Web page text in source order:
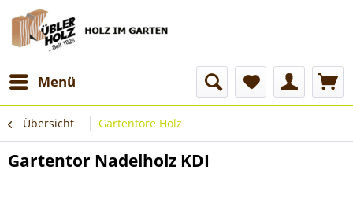
Menü
Übersicht Gartentore Holz
Gartentor Nadelholz KDI